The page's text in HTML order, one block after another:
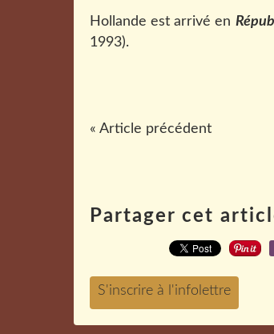
Hollande est arrivé en
1993).
« Article précédent
Partager cet